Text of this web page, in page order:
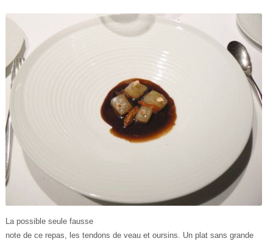
La possible seule fausse
note de ce repas, les tendons de veau et oursins. Un plat sans grande